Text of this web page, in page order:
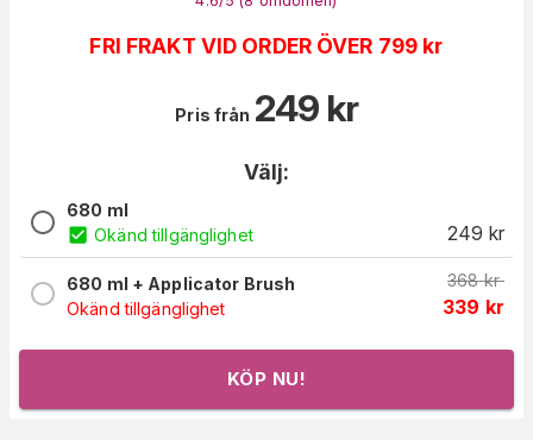
FRI FRAKT VID ORDER ÖVER 799 kr
Pris från 249 kr
Välj:
680 ml
Okänd tillgänglighet
249 kr
680 ml + Applicator Brush
Okänd tillgänglighet
368 kr
339 kr
KÖP NU!